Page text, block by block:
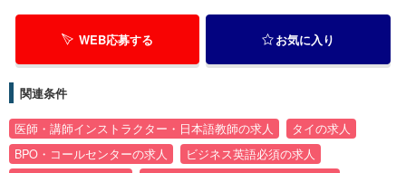
WEB応募する お気に入り
関連条件
医師・講師インストラクター・日本語教師の求人
タイの求人
BPO・コールセンターの求人
ビジネス英語必須の求人